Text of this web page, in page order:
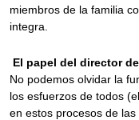
miembros de la familia
integra.
El papel del director
No podemos olvidar la
los esfuerzos de todos
en estos procesos de